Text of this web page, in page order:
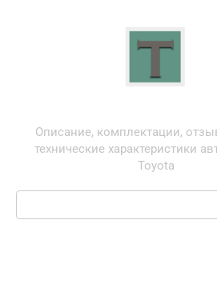
Описание, комплектации,
технические характеристики
Toyota
Поиск: